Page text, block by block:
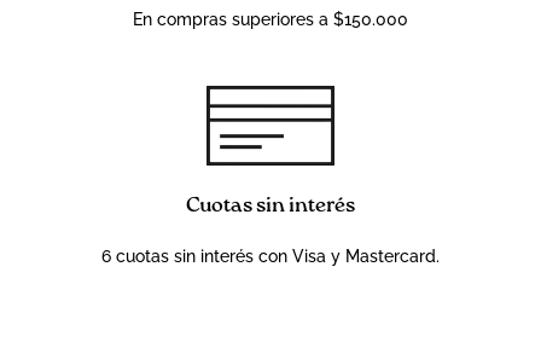
En compras superiores a $150.000
Cuotas sin interés
6 cuotas sin interés con Visa y Mastercard.